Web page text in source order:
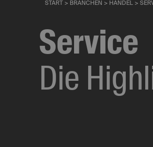
START > BRANCHEN > HANDEL >
Service
Die